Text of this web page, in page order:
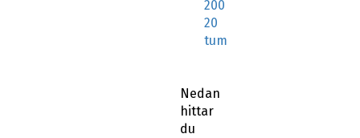
200
20
tum
Nedan
hittar
du